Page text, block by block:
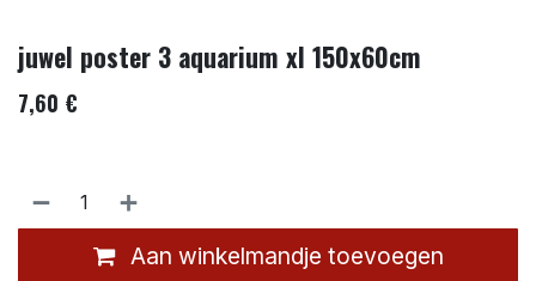
juwel poster 3 aquarium xl 150x60cm
7,60 €
Aan winkelmandje toevoegen